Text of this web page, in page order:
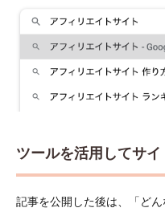
ツールを活用してサ
記事を公開した後は、「ど